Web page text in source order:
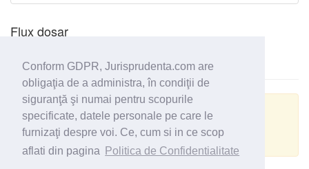
Conform GDPR, Jurisprudenta.com are
obligaţia de a administra, în condiţii de
siguranţă şi numai pentru scopurile
specificate, datele personale pe care le
furnizaţi despre voi. Ce, cum si in ce scop
aflati din pagina
Politica de Confidentialitate
Flux dosar
Actualizare GRPD
Despre datele personale din acest dosar